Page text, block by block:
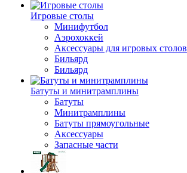
Игровые столы
Минифутбол
Аэрохоккей
Аксессуары для игровых столов
Бильяpд
Бильяpд
Батуты и минитрамплины
Батуты
Минитрамплины
Батуты прямоугольные
Аксессуары
Запасные части